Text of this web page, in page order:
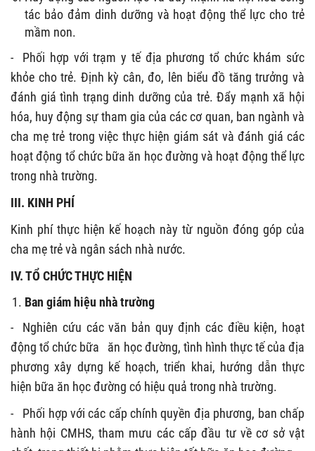
tác bảo đảm dinh dưỡng và hoạt động thể lực cho trẻ
mầm non.
-
Phối hợp với trạm y tế địa phương tổ chức khám sức
khỏe cho trẻ. Định kỳ cân, đo, lên biểu đồ tăng trưởng và
đánh giá tình trạng dinh dưỡng của trẻ. Đẩy mạnh xã hội
hóa, huy động sự tham gia của các cơ quan, ban ngành và
cha mẹ trẻ trong việc thực hiện giám sát và đánh giá các
hoạt động tổ chức bữa ăn học đường và hoạt động thể lực
trong nhà trường.
III. KINH PHÍ
Kinh phí thực hiện kế hoạch này từ nguồn đóng góp của
cha mẹ trẻ và ngân sách nhà nước.
IV. TỔ CHỨC THỰC HIỆN
Ban giám hiệu nhà trường
- Nghiên cứu các văn bản quy định các điều kiện, hoạt
động tổ chức bữa ăn học đường, tình hình thực tế của địa
phương xây dựng kế hoạch, triển khai, hướng dẫn thực
hiện bữa ăn học đường có hiệu quả trong nhà trường.
-
Phối hợp với các cấp chính quyền địa phương, ban chấp
hành hội CMHS, tham mưu các cấp đầu tư về cơ sở vật